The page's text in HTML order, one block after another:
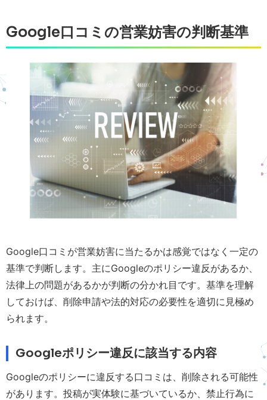
Google口コミの営業妨害の判断基準
Google口コミが営業妨害に当たるかは感覚ではなく一定の
基準で判断します。主にGoogleのポリシー違反があるか、
法律上の問題があるかが判断の分かれ目です。基準を理解
しておけば、削除申請や法的対応の必要性を適切に見極め
られます。
Googleポリシー違反に該当する内容
Googleのポリシーに違反する口コミは、削除される可能性
があります。投稿が実体験に基づいているか、禁止行為に